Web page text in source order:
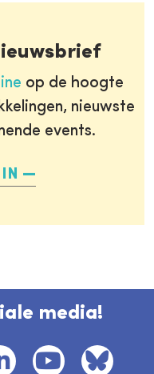
op de hoogte
nieuwste
events.
media!